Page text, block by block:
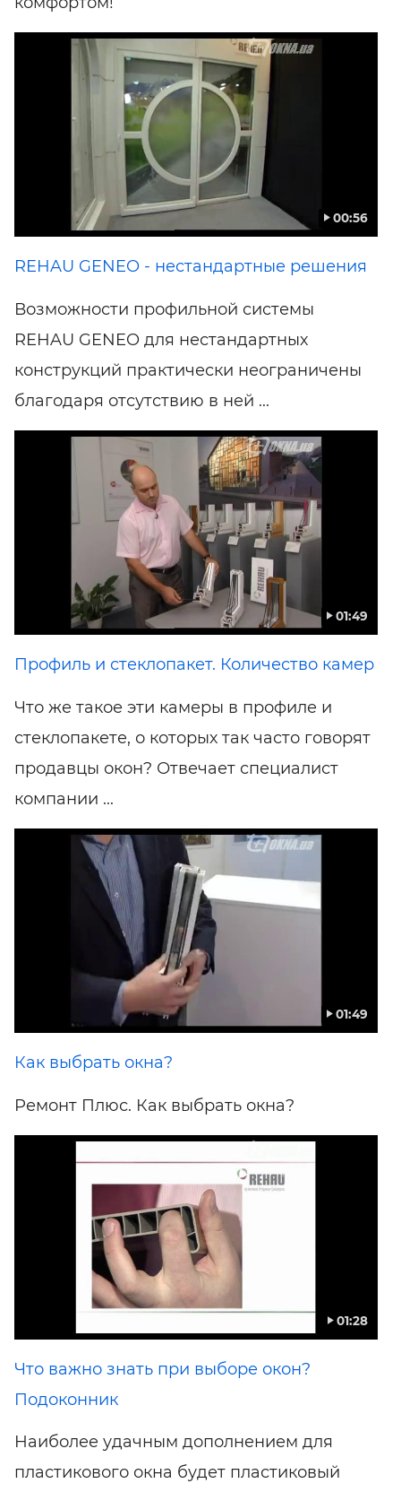
00:56
REHAU GENEO - нестандартные решения
Возможности профильной системы
REHAU GENEO для нестандартных
конструкций практически неограничены
благодаря отсутствию в ней ...
01:49
Профиль и стеклопакет. Количество камер
Что же такое эти камеры в профиле и
стеклопакете, о которых так часто говорят
продавцы окон? Отвечает специалист
компании ...
01:49
Как выбрать окна?
Ремонт Плюс. Как выбрать окна?
01:28
Что важно знать при выборе окон?
Подоконник
Наиболее удачным дополнением для
пластикового окна будет пластиковый